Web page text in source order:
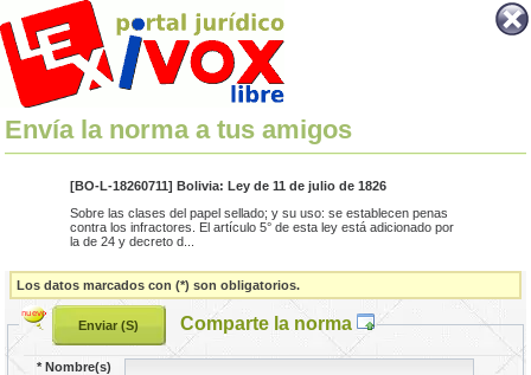
Envía la norma a tus amigos
[BO-L-18260711] Bolivia: Ley de 11 de julio de 1826
Sobre las clases del papel sellado; y su uso: se establecen penas
contra los infractores. El artículo 5° de esta ley está adicionado por
la de 24 y decreto d...
Los datos marcados con (*) son obligatorios.
Comparte la norma
*Nombre(s)